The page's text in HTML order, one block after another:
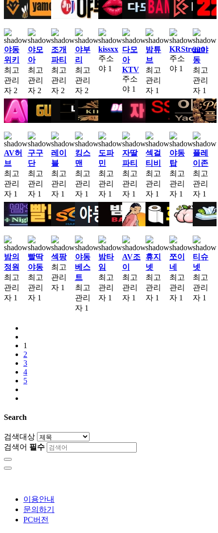
야동
위키
최고
관리
자 2
야모
아
최고
관리
자 2
조개
파티
최고
관리
자 2
야부
리
최고
관리
자 2
kissxx
주소
야 1
다모
아
KTV
주소
야 1
밤튜
브
최고
관리
자 1
KRStream
주소
야 1
22야
동
최고
관리
자 1
AV허
브
최고
관리
자 1
구구
단
최고
관리
자 1
레이
블
최고
관리
자 1
킹스
맨
최고
관리
자 1
도파
민
최고
관리
자 1
자딸
파티
최고
관리
자 1
섹걸
티비
최고
관리
자 1
야동
탑
최고
관리
자 1
플레
이존
최고
관리
자 1
밤의
정원
최고
관리
자 1
빨딱
야동
최고
관리
자 1
섹팡
최고
관리
자 1
야동
베스
트
최고
관리
자 1
밤타
임
최고
관리
자 1
AV조
이
최고
관리
자 1
휴지
넷
최고
관리
자 1
쪼이
네
최고
관리
자 1
티슈
넷
최고
관리
자 1
1
2
3
4
5
Search
검색대상
검색어 필수
이용안내
문의하기
PC버전